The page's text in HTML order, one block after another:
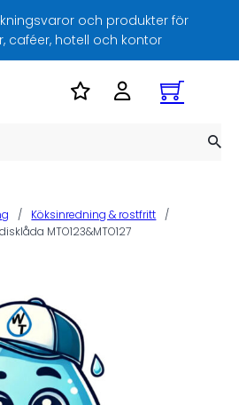
och produkter för
caféer, hotell och kontor
/ Köksinredning & rostfritt
/
MTO123&MTO127